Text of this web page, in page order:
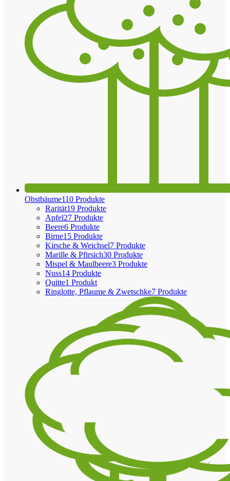
Obstbäume110 Produkte
Rarität19 Produkte
Apfel27 Produkte
Beere6 Produkte
Birne15 Produkte
Kirsche & Weichsel7 Produkte
Marille & Pfirsich30 Produkte
Mispel & Maulbeere3 Produkte
Nuss14 Produkte
Quitte1 Produkt
Ringlotte, Pflaume & Zwetschke7 Produkte